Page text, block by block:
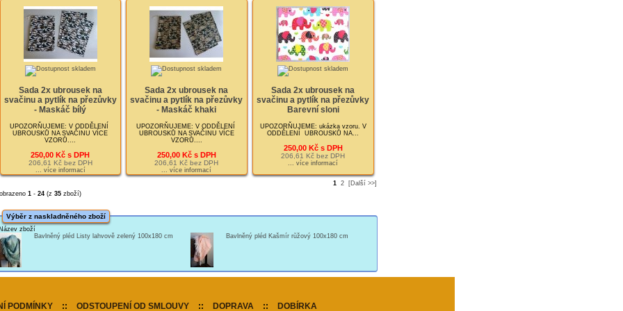
Sada 2x ubrousek na
svačinu a pytlík na přezůvky
- Maskáč bílý
UPOZORŇUJEME: V ODDĚLENÍ
UBROUSKŮ NA SVAČINU VÍCE
VZORŮ....
250,00 Kč s DPH
206,61 Kč bez DPH
... více informací
Sada 2x ubrousek na
svačinu a pytlík na přezůvky
- Maskáč khaki
UPOZORŇUJEME: V ODDĚLENÍ
UBROUSKŮ NA SVAČINU VÍCE
VZORŮ....
250,00 Kč s DPH
206,61 Kč bez DPH
... více informací
Sada 2x ubrousek na
svačinu a pytlík na přezůvky
Barevní sloni
UPOZORŇUJEME: ukázka vzoru. V
ODDĚLENÍ UBROUSKŮ NA...
250,00 Kč s DPH
206,61 Kč bez DPH
... více informací
1 - 24(z 35zboží)
1 2 [Další >>]
Výběr z naskladněného zboží
Název zboží
Bavlněný pléd Listy lahvově zelený 100x180 cm
Bavlněný pléd Kašmír růžový 100x180 cm
PODMÍNKY :: ODSTOUPENÍ OD SMLOUVY :: DOPRAVA :: DOBÍRKA